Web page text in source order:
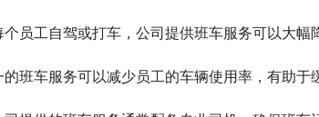
工自驾或打车，公司提供班车服务可以大幅
车服务可以减少员工的车辆使用率，有助于